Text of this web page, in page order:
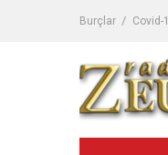
Burçlar Covid-